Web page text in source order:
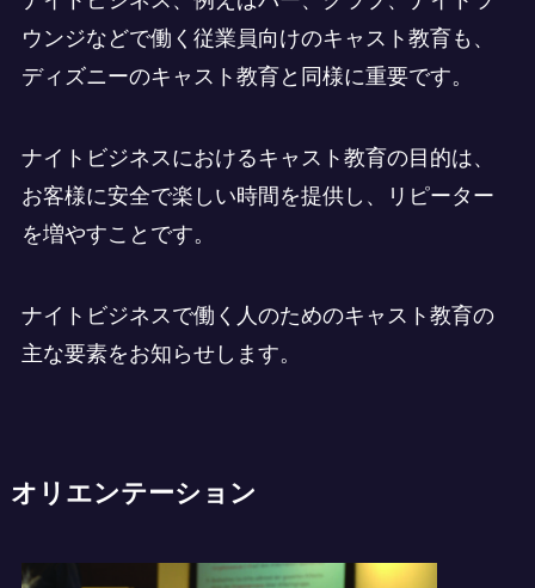
ウンジなどで働く従業員向けのキャスト教育も、
ディズニーのキャスト教育と同様に重要です。
ナイトビジネスにおけるキャスト教育の目的は、
お客様に安全で楽しい時間を提供し、リピーター
を増やすことです。
ナイトビジネスで働く人のためのキャスト教育の
主な要素をお知らせします。
オリエンテーション